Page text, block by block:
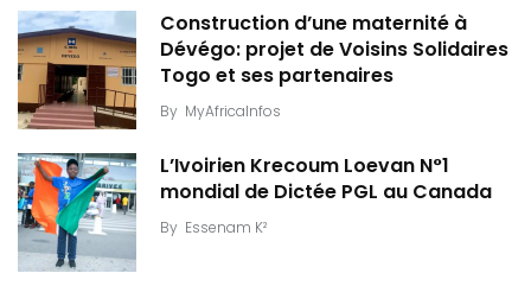
Construction d’une maternité à
Dévégo: projet de Voisins Solidaires
Togo et ses partenaires
By MyAfricaInfos
L’Ivoirien Krecoum Loevan N°1
mondial de Dictée PGL au Canada
By Essenam K²